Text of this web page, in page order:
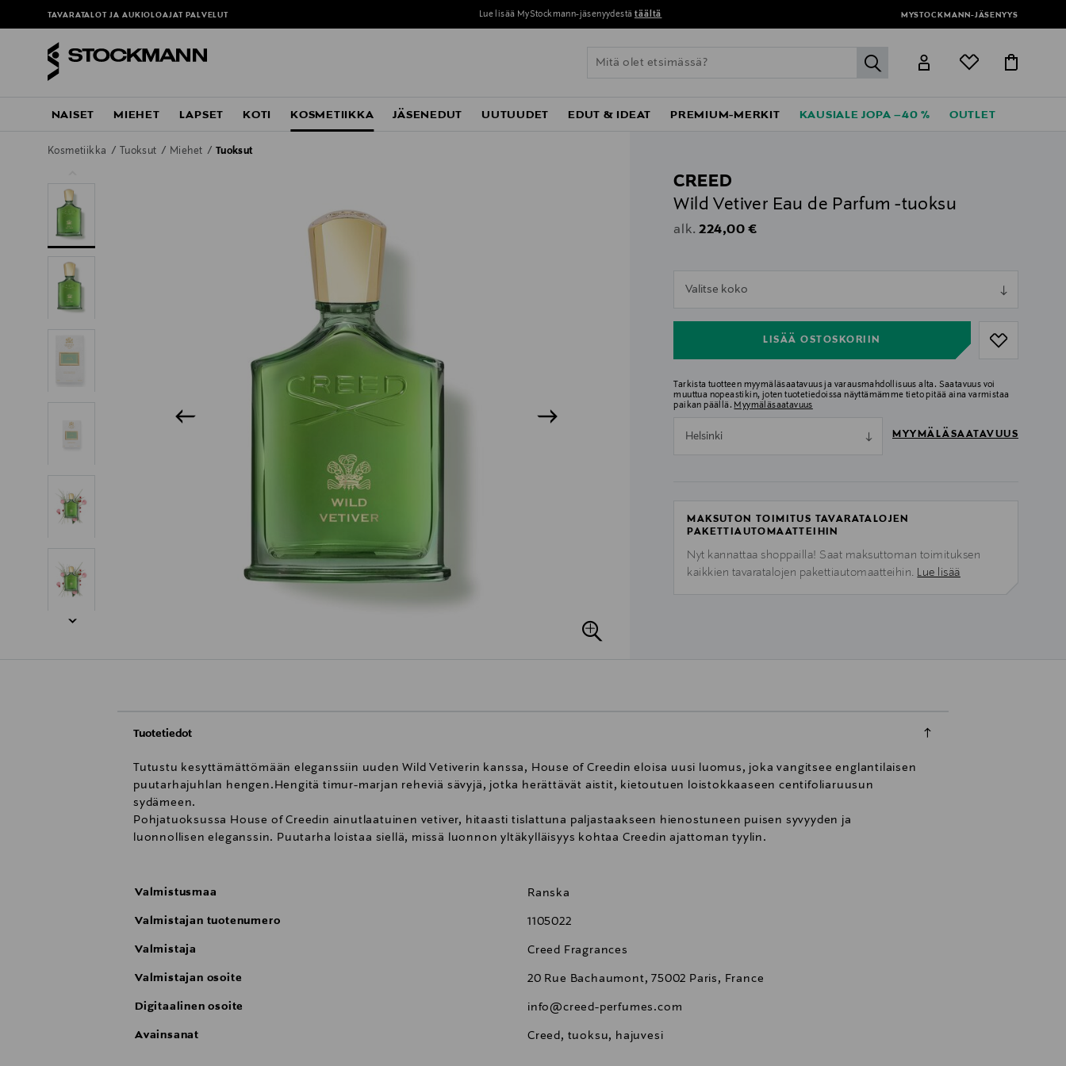
TAVARATALOT JA AUKIOLOAJAT PALVELUT Lue lisää MyStockmann-jäsenyydestä täältä MYSTOCKMANN-JÄSENYYS
label.header.go
NAISET MIEHET LAPSET KOTI KOSMETIIKKA JÄSENEDUT UUTUUDET EDUT & IDEAT PREMIUM-MERKIT KAUSIALE JOPA –40 % OUTLET
Kosmetiikka Tuoksut Miehet Tuoksut
CREED
Wild Vetiver Eau de Parfum -tuoksu
alk. Original Price
224,00 €
Valitse koko
LISÄÄ OSTOSKORIIN
Tarkista tuotteen myymäläsaatavuus ja varausmahdollisuus alta. Saatavuus voi
muuttua nopeastikin, joten tuotetiedoissa näyttämämme tieto pitää aina varmistaa
paikan päällä. Myymäläsaatavuus
Helsinki MYYMÄLÄSAATAVUUS
MAKSUTON TOIMITUS TAVARATALOJEN
PAKETTIAUTOMAATTEIHIN
Nyt kannattaa shoppailla! Saat maksuttoman toimituksen
kaikkien tavaratalojen pakettiautomaatteihin. Lue lisää
Tuotetiedot
Tutustu kesyttämättömään eleganssiin uuden Wild Vetiverin kanssa, House of Creedin eloisa uusi luomus, joka vangitsee englantilaisen
puutarhajuhlan hengen.Hengitä timur-marjan reheviä sävyjä, jotka herättävät aistit, kietoutuen loistokkaaseen centifoliaruusun
sydämeen.
Pohjatuoksussa House of Creedin ainutlaatuinen vetiver, hitaasti tislattuna paljastaakseen hienostuneen puisen syvyyden ja
luonnollisen eleganssin. Puutarha loistaa siellä, missä luonnon yltäkylläisyys kohtaa Creedin ajattoman tyylin.
Valmistusmaa Ranska
Valmistajan tuotenumero 1105022
Valmistaja Creed Fragrances
Valmistajan osoite 20 Rue Bachaumont, 75002 Paris, France
Digitaalinen osoite info@creed-perfumes.com
Avainsanat Creed, tuoksu, hajuvesi